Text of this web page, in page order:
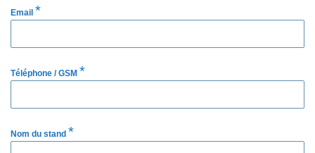
Email *
Téléphone / GSM *
Nom du stand *